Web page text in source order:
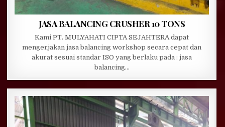
JASA BALANCING CRUSHER 10 TONS
Kami PT. MULYAHATI CIPTA SEJAHTERA dapat
mengerjakan jasa balancing workshop secara cepat dan
akurat sesuai standar ISO yang berlaku pada : jasa
balancing…